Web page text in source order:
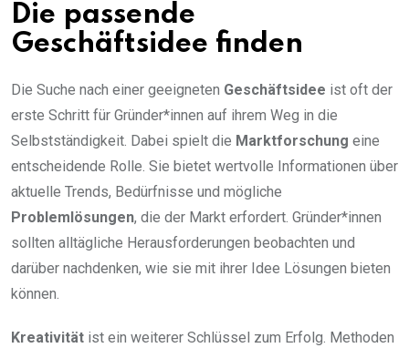
Die passende
Geschäftsidee finden
Die Suche nach einer geeigneten Geschäftsidee ist oft der
erste Schritt für Gründer*innen auf ihrem Weg in die
Selbstständigkeit. Dabei spielt die Marktforschung eine
entscheidende Rolle. Sie bietet wertvolle Informationen über
aktuelle Trends, Bedürfnisse und mögliche
Problemlösungen, die der Markt erfordert. Gründer*innen
sollten alltägliche Herausforderungen beobachten und
darüber nachdenken, wie sie mit ihrer Idee Lösungen bieten
können.
Kreativität ist ein weiterer Schlüssel zum Erfolg. Methoden